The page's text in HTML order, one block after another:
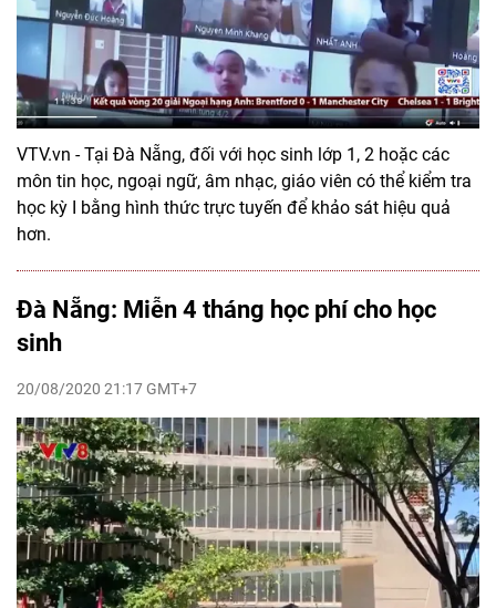
VTV.vn - Tại Đà Nẵng, đối với học sinh lớp 1, 2 hoặc các
môn tin học, ngoại ngữ, âm nhạc, giáo viên có thể kiểm tra
học kỳ I bằng hình thức trực tuyến để khảo sát hiệu quả
hơn.
Đà Nẵng: Miễn 4 tháng học phí cho học
sinh
20/08/2020 21:17 GMT+7